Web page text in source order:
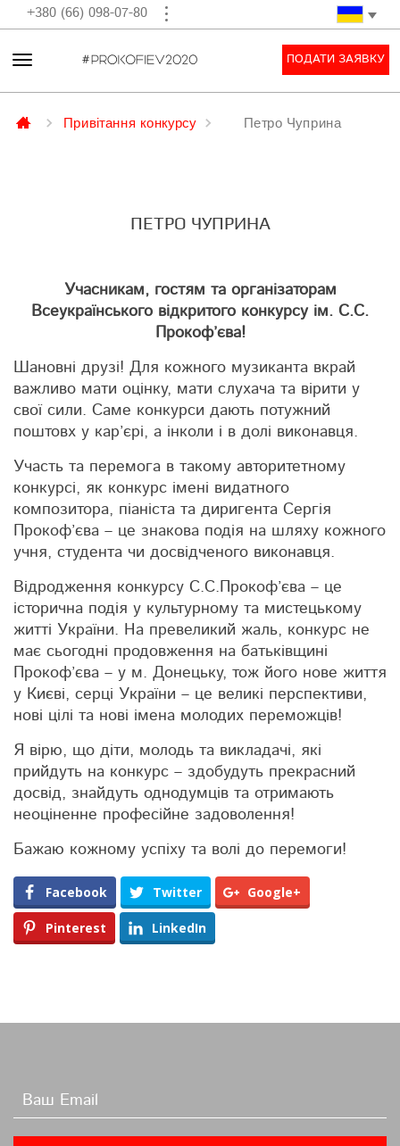
+380 (66) 098-07-80
ПОДАТИ ЗАЯВКУ
Привітання конкурсу Петро Чуприна
ПЕТРО ЧУПРИНА
Учасникам, гостям та організаторам
Всеукраїнського відкритого конкурсу ім. С.С.
Прокоф’єва!
Шановні друзі! Для кожного музиканта вкрай
важливо мати оцінку, мати слухача та вірити у
свої сили. Саме конкурси дають потужний
поштовх у кар’єрі, а інколи і в долі виконавця.
Участь та перемога в такому авторитетному
конкурсі, як конкурс імені видатного
композитора, піаніста та диригента Сергія
Прокоф’єва – це знакова подія на шляху кожного
учня, студента чи досвідченого виконавця.
Відродження конкурсу С.С.Прокоф’єва – це
історична подія у культурному та мистецькому
житті України. На превеликий жаль, конкурс не
має сьогодні продовження на батьківщині
Прокоф’єва – у м. Донецьку, тож його нове життя
у Києві, серці України – це великі перспективи,
нові цілі та нові імена молодих переможців!
Я вірю, що діти, молодь та викладачі, які
прийдуть на конкурс – здобудуть прекрасний
досвід, знайдуть однодумців та отримають
неоціненне професійне задоволення!
Бажаю кожному успіху та волі до перемоги!
Facebook Twitter Google+
Pinterest LinkedIn